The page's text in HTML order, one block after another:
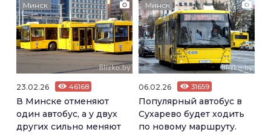
Минск
23.02.26 46168
В Минске отменяют
один автобус, а у двух
других сильно меняют
Минск
06.02.26 31659
Популярный автобус в
Сухарево будет ходить
по новому маршруту.